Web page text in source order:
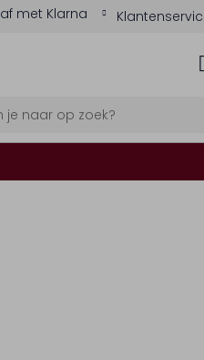
met Klarna